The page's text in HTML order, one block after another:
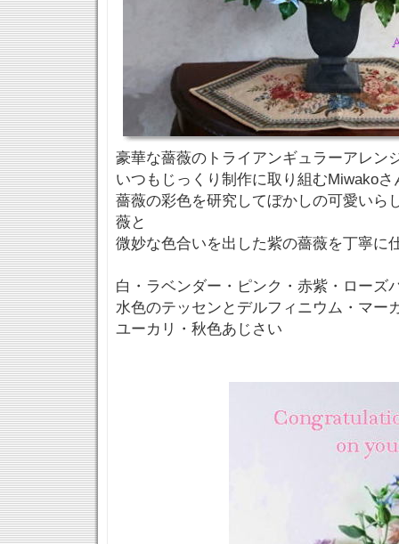
豪華な薔薇のトライアンギュラーアレン
いつもじっくり制作に取り組むMiwakoさ
薔薇の彩色を研究してぼかしの可愛いら
薇と
微妙な色合いを出した紫の薔薇を丁寧に
白・ラベンダー・ピンク・赤紫・ローズ
水色のテッセンとデルフィニウム・マー
ユーカリ・秋色あじさい